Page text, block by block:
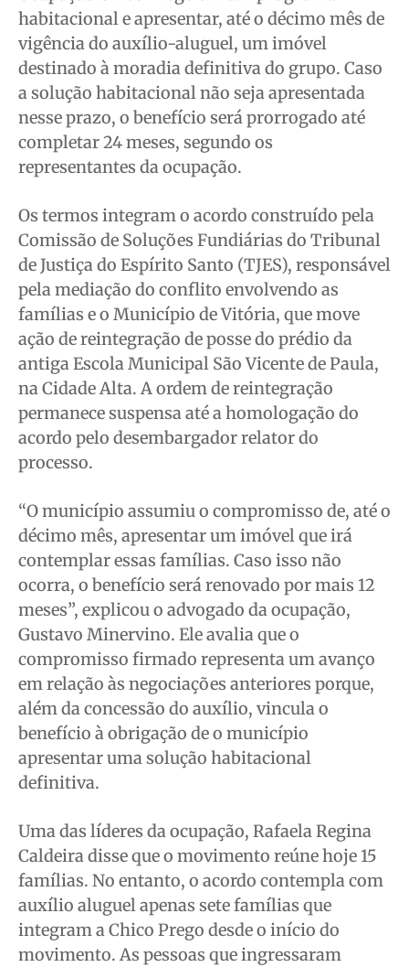
Anuncie
Quem Somos
Expediente
Contato
Anuncie
Termos de Uso
Privacidade
Anuncie
Quem Somos
Expediente
Contato
Anuncie
Termos de Uso
Privacidade
Anuncie
Quem Somos
Expediente
Contato
Anuncie
Termos de Uso
Privacidade
Anuncie
Quem Somos
Expediente
Contato
Anuncie
Termos de Uso
Privacidade
habitacional e apresentar, até o décimo mês de
vigência do auxílio-aluguel, um imóvel
destinado à moradia definitiva do grupo. Caso
a solução habitacional não seja apresentada
nesse prazo, o benefício será prorrogado até
completar 24 meses, segundo os
representantes da ocupação.
Os termos integram o acordo construído pela
Comissão de Soluções Fundiárias do Tribunal
de Justiça do Espírito Santo (TJES), responsável
pela mediação do conflito envolvendo as
famílias e o Município de Vitória, que move
ação de reintegração de posse do prédio da
antiga Escola Municipal São Vicente de Paula,
na Cidade Alta. A ordem de reintegração
permanece suspensa até a homologação do
acordo pelo desembargador relator do
processo.
“O município assumiu o compromisso de, até o
décimo mês, apresentar um imóvel que irá
contemplar essas famílias. Caso isso não
ocorra, o benefício será renovado por mais 12
meses”, explicou o advogado da ocupação,
Gustavo Minervino. Ele avalia que o
compromisso firmado representa um avanço
em relação às negociações anteriores porque,
além da concessão do auxílio, vincula o
benefício à obrigação de o município
apresentar uma solução habitacional
definitiva.
Uma das líderes da ocupação, Rafaela Regina
Caldeira disse que o movimento reúne hoje 15
famílias. No entanto, o acordo contempla com
auxílio aluguel apenas sete famílias que
integram a Chico Prego desde o início do
movimento. As pessoas que ingressaram